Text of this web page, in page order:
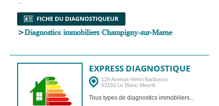
...
>Diagnostics immobiliers Champigny-sur-Marne
EXPRESS DIAGNOSTIQUE
128 Avenue Henri Barbusse
93150 Le Blanc-Mesnil
Tous types de diagnostics immobiliers...